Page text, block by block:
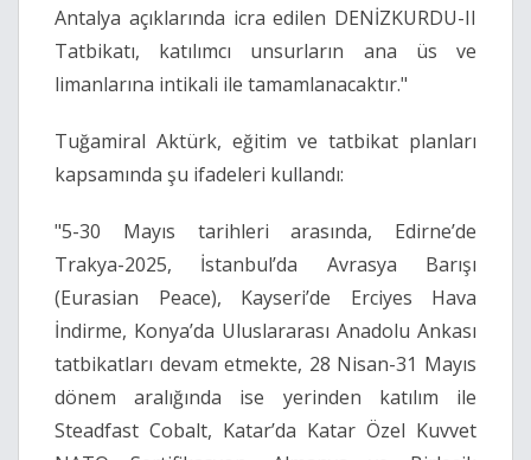
Antalya açıklarında icra edilen DENİZKURDU-II
Tatbikatı, katılımcı unsurların ana üs ve
limanlarına intikali ile tamamlanacaktır."
Tuğamiral Aktürk, eğitim ve tatbikat planları
kapsamında şu ifadeleri kullandı:
"5-30 Mayıs tarihleri arasında, Edirne’de
Trakya-2025, İstanbul’da Avrasya Barışı
(Eurasian Peace), Kayseri’de Erciyes Hava
İndirme, Konya’da Uluslararası Anadolu Ankası
tatbikatları devam etmekte, 28 Nisan-31 Mayıs
dönem aralığında ise yerinden katılım ile
Steadfast Cobalt, Katar’da Katar Özel Kuvvet